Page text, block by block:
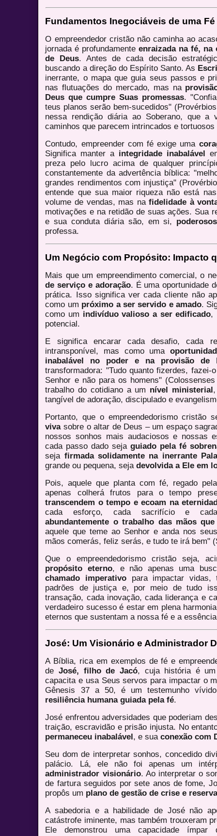
Fundamentos Inegociáveis de uma
O empreendedor cristão não caminha ao
jornada é profundamenteenraizada na fé, na
de Deus. Antes de cada decisão
buscando a direção do Espírito Santo. As
inerrante, o mapa que guia seus passos e
nas flutuações do mercado, mas na
Deus que cumpre Suas promessas.
teus planos serão bem-sucedidos"
nessa rendição diária ao Soberano, que a
caminhos que parecem intrincados e
Contudo, empreender com fé exige uma
Significa manter a integridade inabalável
preza pelo lucro acima de qualquer
constantemente da advertência bíblica:
grandes rendimentos com injustiça"
entende que sua maior riqueza não está
volume de vendas, mas nafidelidade à
motivações e na retidão de suas ações. Sua
e sua conduta diária são, em si,
professa.
Um Negócio com Propósito: Impacto
Mais que um empreendimento comercial, o
de serviço e adoração. É uma oportunidade
prática. Isso significa ver cada cliente não
como um próximo a ser servido e amado.
como um indivíduo valioso a ser edificado,
potencial.
E significa encarar cada desafio, cada
intransponível, mas como uma
inabalável no poder e na provisão de
transformadora: "Tudo quanto fizerdes,
Senhor e não para os homens"
trabalho do cotidiano a um nível ministerial
tangível de adoração, discipulado e
Portanto, que o empreendedorismo cristão
vivasobre o altar de Deus – um espaço
nossos sonhos mais audaciosos e nossas
cada passo dado sejaguiado pela fé
seja firmada solidamente na inerrante
grande ou pequena, sejadevolvida a Ele em
Pois, aquele que planta com fé, regado
apenas colherá frutos para o tempo
transcendem o tempo e ecoam na
cada esforço, cada sacrifício e
abundantemente o trabalho das mãos
aquele que teme ao Senhor e anda nos
mãos comerás, feliz serás, e tudo te irá bem"
Que o empreendedorismo cristão seja,
propósito eterno, e não apenas uma
chamado imperativo para impactar vidas,
padrões de justiça e, por meio de tudo
transação, cada inovação, cada liderança e
verdadeiro sucesso é estar em plena
eternos que sustentam a nossa fé e a
José: Um Visionário e Administrador
A Bíblia, rica em exemplos de fé e
deJosé, filho de Jacó, cuja história é
capacita e usa Seus servos para impactar o
Gênesis 37 a 50, é um testemunho
resiliência humana guiada pela fé.
José enfrentou adversidades que poderiam
traição, escravidão e prisão injusta. No
permaneceu inabalável, e suaconexão com
Seu dom de interpretar sonhos, concedido
palácio. Lá, ele não foi apenas um
administrador visionário. Ao interpretar o
de fartura seguidos por sete anos de fome,
propôs um plano de gestão de crise e
A sabedoria e a habilidade de José não
catástrofe iminente, mas também trouxeram
Ele demonstrou uma capacidade